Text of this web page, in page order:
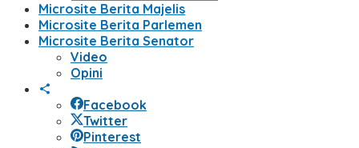
Microsite Berita Majelis
Microsite Berita Parlemen
Microsite Berita Senator
Video
Opini
Facebook
Twitter
Pinterest